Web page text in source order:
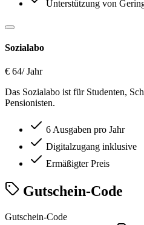
Unterstützung von
Sozialabo
€ 64/ Jahr
Das Sozialabo ist für Studenten,
Pensionisten.
6 Ausgaben pro Jahr
Digitalzugang inklusive
Ermäßigter Preis
Gutschein-Code
Gutschein-Code